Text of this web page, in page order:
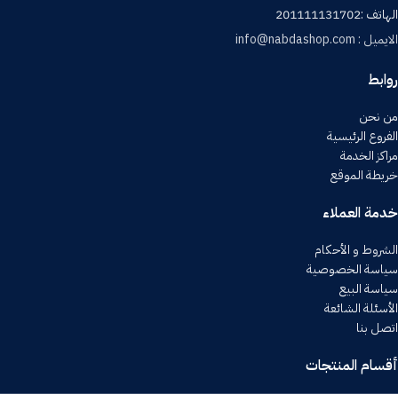
الهاتف :201111131702
الايميل : info@nabdashop.com
روابط
من نحن
الفروع الرئيسية
مراكز الخدمة
خريطة الموقع
خدمة العملاء
الشروط و الأحكام
سياسة الخصوصية
سياسة البيع
الأسئلة الشائعة
اتصل بنا
أقسام المنتجات